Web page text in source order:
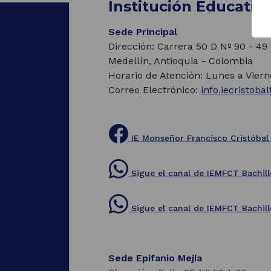
Institución
Sede Principal
Dirección: Carrera 50 D Nº 90 - 49
Medellín, Antioquia - Colombia
Horario de Atención: Lunes a
Correo Electrónico:
IE Monseñor Francisco Cristóbal
enlace
abrirá
nueva
pestaña)
Sigue el canal de IEMFCT
enlace
abriráSigue el canal de IEMFCT
una
Sede Epifanio Mejía